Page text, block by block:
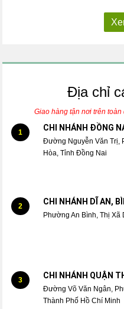
Địa chỉ
Giao hàng tận nơi trên
1 CHI NHÁNH ĐỒNG
Đường Nguyễn Văn Trị,
Hòa, Tỉnh Đồng Nai
2 CHI NHÁNH DĨ AN,
Phường An Bình, Thị Xã
3 CHI NHÁNH QUẬN
Đường Võ Văn Ngân,
Thành Phố Hồ Chí Minh